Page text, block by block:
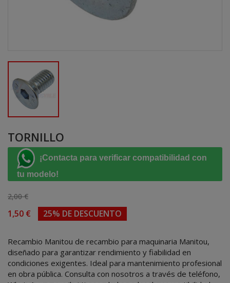
TORNILLO
¡Contacta para verificar compatibilidad con
tu modelo!
2,00 €
1,50 € 25% DE DESCUENTO
Recambio Manitou de recambio para maquinaria Manitou,
diseñado para garantizar rendimiento y fiabilidad en
condiciones exigentes. Ideal para mantenimiento profesional
en obra pública. Consulta con nosotros a través de teléfono,